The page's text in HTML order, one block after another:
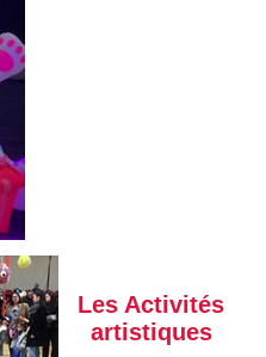
Les Activités
artistiques